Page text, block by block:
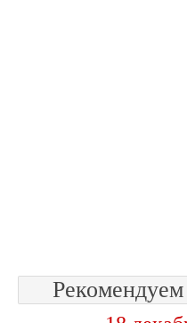
Рекомендуем